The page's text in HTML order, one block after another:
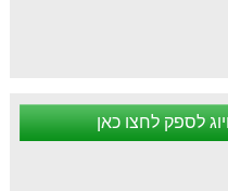
לספק לחצו כאן